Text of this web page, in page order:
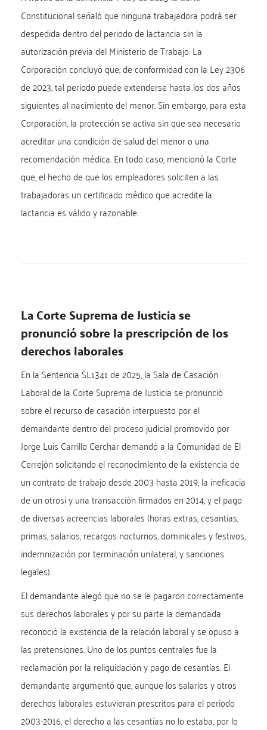
Constitucional señaló que ninguna trabajadora podrá ser
despedida dentro del periodo de lactancia sin la
autorización previa del Ministerio de Trabajo. La
Corporación concluyó que, de conformidad con la Ley 2306
de 2023, tal periodo puede extenderse hasta los dos años
siguientes al nacimiento del menor. Sin embargo, para esta
Corporación, la protección se activa sin que sea necesario
acreditar una condición de salud del menor o una
recomendación médica. En todo caso, mencionó la Corte
que, el hecho de que los empleadores soliciten a las
trabajadoras un certificado médico que acredite la
lactancia es válido y razonable.
La Corte Suprema de Justicia se
pronunció sobre la prescripción de los
derechos laborales
En la Sentencia SL1341 de 2025, la Sala de Casación
Laboral de la Corte Suprema de Justicia se pronunció
sobre el recurso de casación interpuesto por el
demandante dentro del proceso judicial promovido por
Jorge Luis Carrillo Cerchar demandó a la Comunidad de El
Cerrejón solicitando el reconocimiento de la existencia de
un contrato de trabajo desde 2003 hasta 2019, la ineficacia
de un otrosí y una transacción firmados en 2014, y el pago
de diversas acreencias laborales (horas extras, cesantías,
primas, salarios, recargos nocturnos, dominicales y festivos,
indemnización por terminación unilateral, y sanciones
legales).
El demandante alegó que no se le pagaron correctamente
sus derechos laborales y por su parte la demandada
reconoció la existencia de la relación laboral y se opuso a
las pretensiones. Uno de los puntos centrales fue la
reclamación por la reliquidación y pago de cesantías. El
demandante argumentó que, aunque los salarios y otros
derechos laborales estuvieran prescritos para el periodo
2003-2016, el derecho a las cesantías no lo estaba, por lo